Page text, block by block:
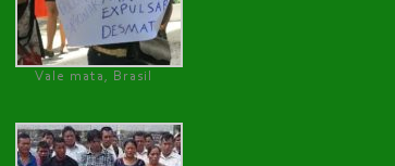
Vale mata, Brasil